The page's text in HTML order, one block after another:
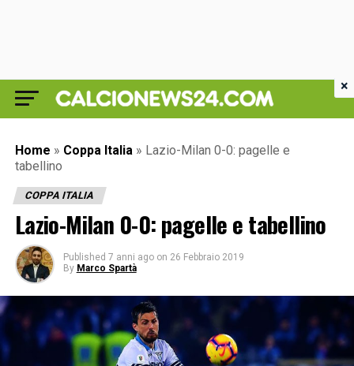
Home » Coppa Italia » Lazio-Milan 0-0: pagelle e
tabellino
COPPA ITALIA
Lazio-Milan 0-0: pagelle e tabellino
Published 7 anni ago on 26 Febbraio 2019
By Marco Spartà
×